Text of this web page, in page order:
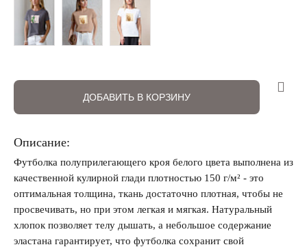
Запомнить меня на этом компьютере
Забыли свой пароль?
ДОБАВИТЬ В КОРЗИНУ
Описание:
Футболка полуприлегающего кроя белого цвета выполнена из
качественной кулирной глади плотностью 150 г/м² - это
оптимальная толщина, ткань достаточно плотная, чтобы не
просвечивать, но при этом легкая и мягкая. Натуральный
хлопок позволяет телу дышать, а небольшое содержание
эластана гарантирует, что футболка сохранит свой